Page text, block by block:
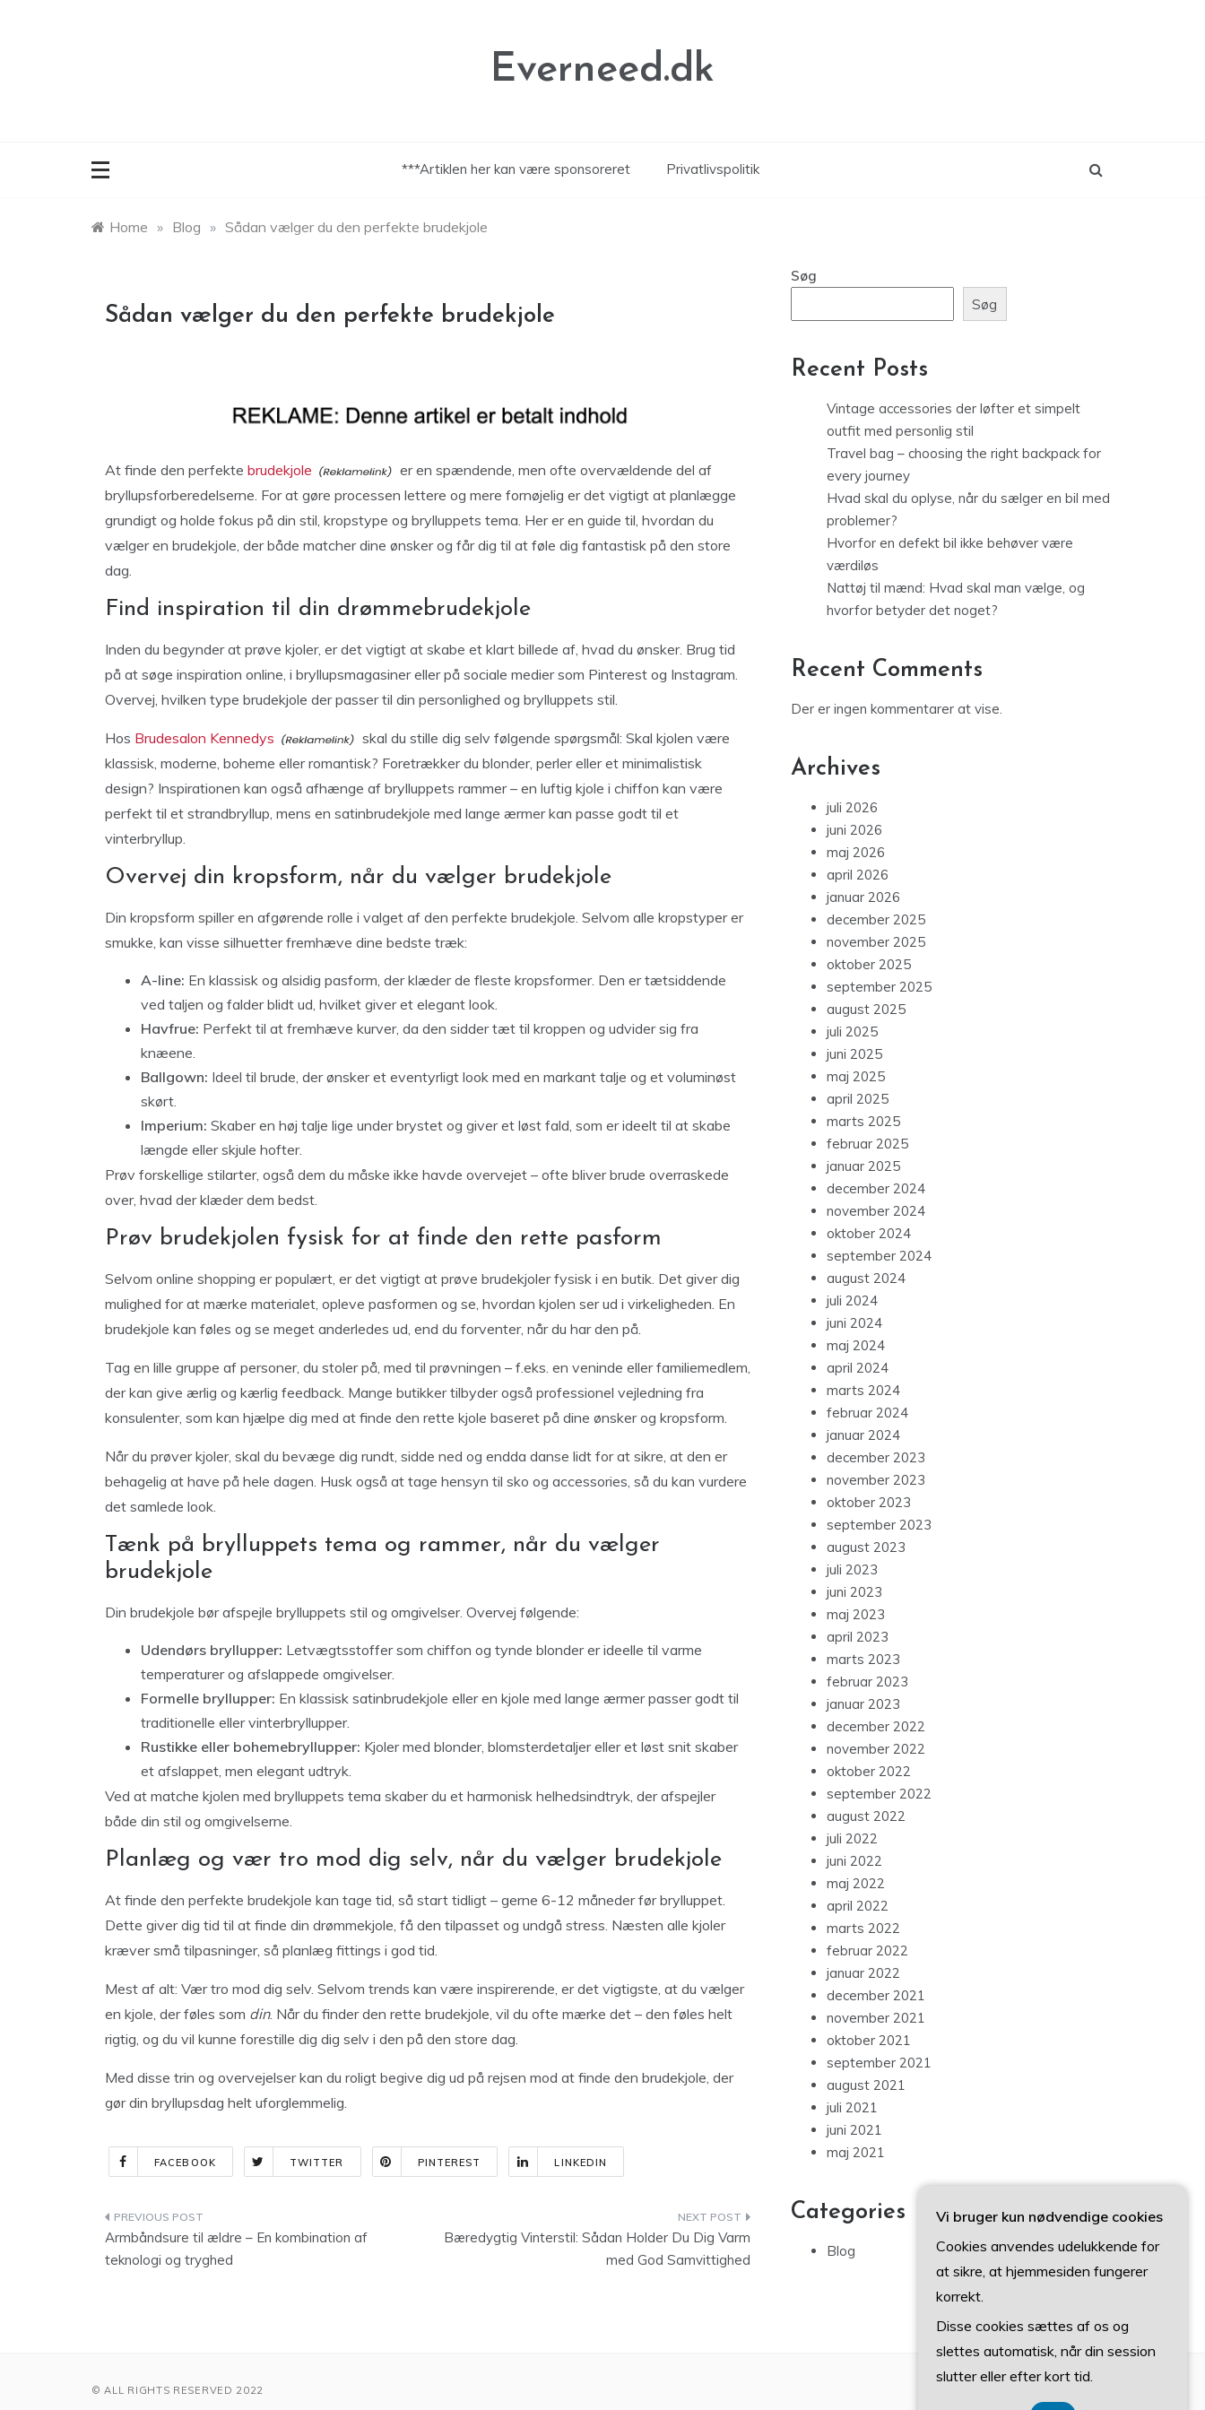
Everneed.dk
***Artiklen her kan være sponsoreret Privatlivspolitik
Home » Blog » Sådan vælger du den perfekte brudekjole
Sådan vælger du den perfekte brudekjole
At finde den perfekte brudekjole
er en spændende, men ofte overvældende del af
bryllupsforberedelserne. For at gøre processen lettere og mere fornøjelig er det vigtigt at planlægge
grundigt og holde fokus på din stil, kropstype og brylluppets tema. Her er en guide til, hvordan du
vælger en brudekjole, der både matcher dine ønsker og får dig til at føle dig fantastisk på den store
dag.
Find inspiration til din drømmebrudekjole
Inden du begynder at prøve kjoler, er det vigtigt at skabe et klart billede af, hvad du ønsker. Brug tid
på at søge inspiration online, i bryllupsmagasiner eller på sociale medier som Pinterest og Instagram.
Overvej, hvilken type brudekjole der passer til din personlighed og brylluppets stil.
Hos Brudesalon Kennedys
skal du stille dig selv følgende spørgsmål: Skal kjolen være
klassisk, moderne, boheme eller romantisk? Foretrækker du blonder, perler eller et minimalistisk
design? Inspirationen kan også afhænge af brylluppets rammer – en luftig kjole i chiffon kan være
perfekt til et strandbryllup, mens en satinbrudekjole med lange ærmer kan passe godt til et
vinterbryllup.
Overvej din kropsform, når du vælger brudekjole
Din kropsform spiller en afgørende rolle i valget af den perfekte brudekjole. Selvom alle kropstyper er
smukke, kan visse silhuetter fremhæve dine bedste træk:
A-line: En klassisk og alsidig pasform, der klæder de fleste kropsformer. Den er tætsiddende
ved taljen og falder blidt ud, hvilket giver et elegant look.
Havfrue: Perfekt til at fremhæve kurver, da den sidder tæt til kroppen og udvider sig fra
knæene.
Ballgown: Ideel til brude, der ønsker et eventyrligt look med en markant talje og et voluminøst
skørt.
Imperium: Skaber en høj talje lige under brystet og giver et løst fald, som er ideelt til at skabe
længde eller skjule hofter.
Prøv forskellige stilarter, også dem du måske ikke havde overvejet – ofte bliver brude overraskede
over, hvad der klæder dem bedst.
Prøv brudekjolen fysisk for at finde den rette pasform
Selvom online shopping er populært, er det vigtigt at prøve brudekjoler fysisk i en butik. Det giver dig
mulighed for at mærke materialet, opleve pasformen og se, hvordan kjolen ser ud i virkeligheden. En
brudekjole kan føles og se meget anderledes ud, end du forventer, når du har den på.
Tag en lille gruppe af personer, du stoler på, med til prøvningen – f.eks. en veninde eller familiemedlem,
der kan give ærlig og kærlig feedback. Mange butikker tilbyder også professionel vejledning fra
konsulenter, som kan hjælpe dig med at finde den rette kjole baseret på dine ønsker og kropsform.
Når du prøver kjoler, skal du bevæge dig rundt, sidde ned og endda danse lidt for at sikre, at den er
behagelig at have på hele dagen. Husk også at tage hensyn til sko og accessories, så du kan vurdere
det samlede look.
Tænk på brylluppets tema og rammer, når du vælger
brudekjole
Din brudekjole bør afspejle brylluppets stil og omgivelser. Overvej følgende:
Udendørs bryllupper: Letvægtsstoffer som chiffon og tynde blonder er ideelle til varme
temperaturer og afslappede omgivelser.
Formelle bryllupper: En klassisk satinbrudekjole eller en kjole med lange ærmer passer godt til
traditionelle eller vinterbryllupper.
Rustikke eller bohemebryllupper: Kjoler med blonder, blomsterdetaljer eller et løst snit skaber
et afslappet, men elegant udtryk.
Ved at matche kjolen med brylluppets tema skaber du et harmonisk helhedsindtryk, der afspejler
både din stil og omgivelserne.
Planlæg og vær tro mod dig selv, når du vælger brudekjole
At finde den perfekte brudekjole kan tage tid, så start tidligt – gerne 6-12 måneder før brylluppet.
Dette giver dig tid til at finde din drømmekjole, få den tilpasset og undgå stress. Næsten alle kjoler
kræver små tilpasninger, så planlæg fittings i god tid.
Mest af alt: Vær tro mod dig selv. Selvom trends kan være inspirerende, er det vigtigste, at du vælger
en kjole, der føles som din. Når du finder den rette brudekjole, vil du ofte mærke det – den føles helt
rigtig, og du vil kunne forestille dig dig selv i den på den store dag.
Med disse trin og overvejelser kan du roligt begive dig ud på rejsen mod at finde den brudekjole, der
gør din bryllupsdag helt uforglemmelig.
FACEBOOK TWITTER PINTEREST LINKEDIN
Indlægsnavigation
Armbåndsure til ældre – En kombination af
teknologi og tryghed
Bæredygtig Vinterstil: Sådan Holder Du Dig Varm
med God Samvittighed
Søg
Søg
Recent Posts
Vintage accessories der løfter et simpelt
outfit med personlig stil
Travel bag – choosing the right backpack for
every journey
Hvad skal du oplyse, når du sælger en bil med
problemer?
Hvorfor en defekt bil ikke behøver være
værdiløs
Nattøj til mænd: Hvad skal man vælge, og
hvorfor betyder det noget?
Recent Comments
Der er ingen kommentarer at vise.
Archives
juli 2026
juni 2026
maj 2026
april 2026
januar 2026
december 2025
november 2025
oktober 2025
september 2025
august 2025
juli 2025
juni 2025
maj 2025
april 2025
marts 2025
februar 2025
januar 2025
december 2024
november 2024
oktober 2024
september 2024
august 2024
juli 2024
juni 2024
maj 2024
april 2024
marts 2024
februar 2024
januar 2024
december 2023
november 2023
oktober 2023
september 2023
august 2023
juli 2023
juni 2023
maj 2023
april 2023
marts 2023
februar 2023
januar 2023
december 2022
november 2022
oktober 2022
september 2022
august 2022
juli 2022
juni 2022
maj 2022
april 2022
marts 2022
februar 2022
januar 2022
december 2021
november 2021
oktober 2021
september 2021
august 2021
juli 2021
juni 2021
maj 2021
Categories
Blog
© ALL RIGHTS RESERVED 2022
Vi bruger kun nødvendige cookies
Cookies anvendes udelukkende for
at sikre, at hjemmesiden fungerer
korrekt.
Disse cookies sættes af os og
slettes automatisk, når din session
slutter eller efter kort tid.